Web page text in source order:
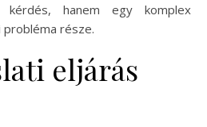
kérdés, hanem egy komplex
része.
eljárás